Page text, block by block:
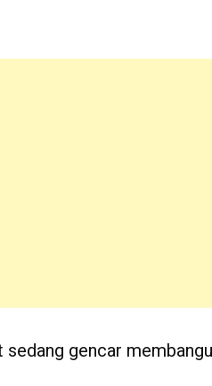
gencar